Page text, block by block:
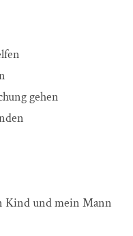
gehen
Kind und mein Mann